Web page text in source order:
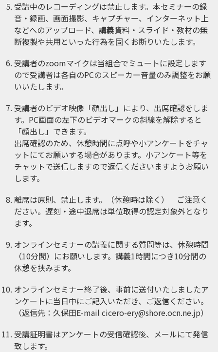
受講中のレコーディングは禁止します。本セミナーの録
音・録画、画面撮影、キャプチャー、インターネット上
などへのアップロード、講義資料・スライド・教材の無
断複製や共用といった行為を固くお断りいたします。
受講者のzoomマイクは当組合でミュートに設定します
ので受講者は各自のPCのスピーカー音量のみ調整をお願
いいたします。
受講者のビデオ映像「顔出し」により、出席確認をしま
す。PC画面の左下のビデオマークの斜線を解除すると
「顔出し」できます。
出席確認のため、休憩時間に点呼や小アンケートをチャ
ットにてお願いする場合があります。小アンケート等を
チャットで送信しますので返信くださいますようお願い
します。
離席は原則、禁止します。（休憩時は除く） ご注意く
ださい。遅刻・途中退席は単位取得の認定対象外となり
ます。
オンラインセミナーの講義に関する質問等は、休憩時間
（10分間）にお願いします。講義1時間につき10分間の
休憩を挟みます。
オンラインセミナー終了後、事前に送付いたしましたア
ンケートに当日中にご記入いただき、ご返信ください。
（返信先：久保田E-mail cicero-ery@shore.ocn.ne.jp）
受講証明書はアンケートの受信確認後、メールにて発信
致します。